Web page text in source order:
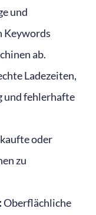
und
Keywords
ab.
Ladezeiten,
und fehlerhafte
oder
zu
Oberflächliche